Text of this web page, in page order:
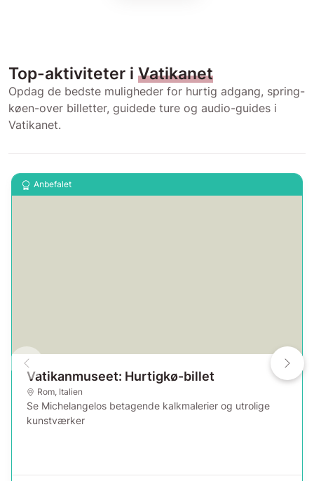
Top-aktiviteter i Vatikanet
Opdag de bedste muligheder for hurtig adgang, spring-
køen-over billetter, guidede ture og audio-guides i
Vatikanet.
Anbefalet
Vatikanmuseet: Hurtigkø-billet
Rom, Italien
Se Michelangelos betagende kalkmalerier og utrolige
kunstværker